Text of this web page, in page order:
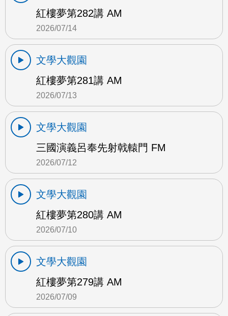
紅樓夢第282講 AM
2026/07/14
文學大觀園
紅樓夢第281講 AM
2026/07/13
文學大觀園
三國演義呂奉先射戟轅門 FM
2026/07/12
文學大觀園
紅樓夢第280講 AM
2026/07/10
文學大觀園
紅樓夢第279講 AM
2026/07/09